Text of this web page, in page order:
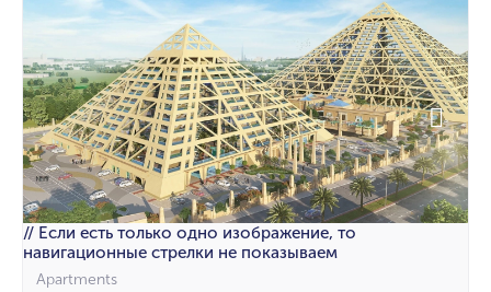
// Если есть только одно изображение, то
навигационные стрелки не показываем
Apartments